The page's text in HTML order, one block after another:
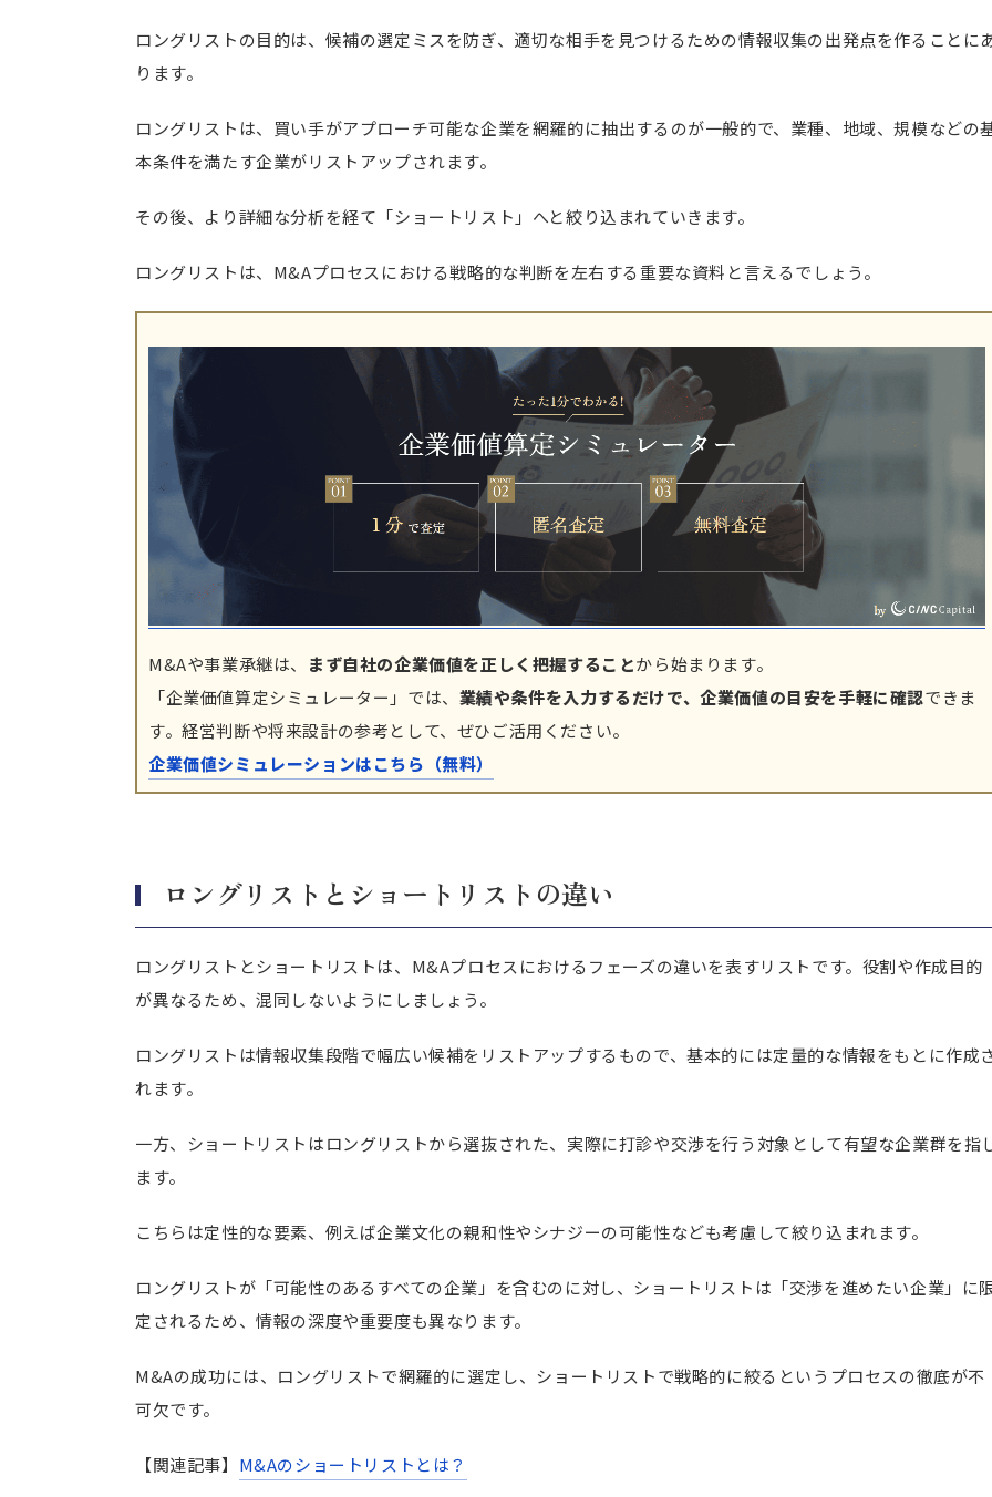
ロングリストの目的は、候補の選定ミスを防ぎ、適切な相手を見つけるための情報収集の出発点を作ることに
ります。
ロングリストは、買い手がアプローチ可能な企業を網羅的に抽出するのが一般的で、業種、地域、規模などの
本条件を満たす企業がリストアップされます。
その後、より詳細な分析を経て「ショートリスト」へと絞り込まれていきます。
ロングリストは、M&Aプロセスにおける戦略的な判断を左右する重要な資料と言えるでしょう。
M&Aや事業承継は、 まず自社の企業価値を正しく把握することから始まります。
「企業価値算定シミュレーター」では、 業績や条件を入力するだけで、企業価値の目安を手軽に確認できま
す。経営判断や将来設計の参考として、ぜひご活用ください。
企業価値シミュレーションはこちら（無料）
ロングリストとショートリストの違い
ロングリストとショートリストは、M&Aプロセスにおけるフェーズの違いを表すリストです。 役割や作成目的
が異なるため、混同しないようにしましょう。
ロングリストは情報収集段階で幅広い候補をリストアップするもので、基本的には定量的な情報をもとに作成
れます。
一方、ショートリストはロングリストから選抜された、実際に打診や交渉を行う対象として有望な企業群を指
ます。
こちらは定性的な要素、例えば企業文化の親和性やシナジーの可能性なども考慮して絞り込まれます。
ロングリストが「可能性のあるすべての企業」を含むのに対し、ショートリストは「交渉を進めたい企業」に
定されるため、情報の深度や重要度も異なります。
M&Aの成功には、ロングリストで網羅的に選定し、ショートリストで戦略的に絞るというプロセスの徹底が不
可欠です。
【関連記事】 M&Aのショートリストとは？